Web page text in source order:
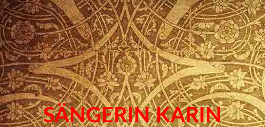
SÄNGERIN KARIN